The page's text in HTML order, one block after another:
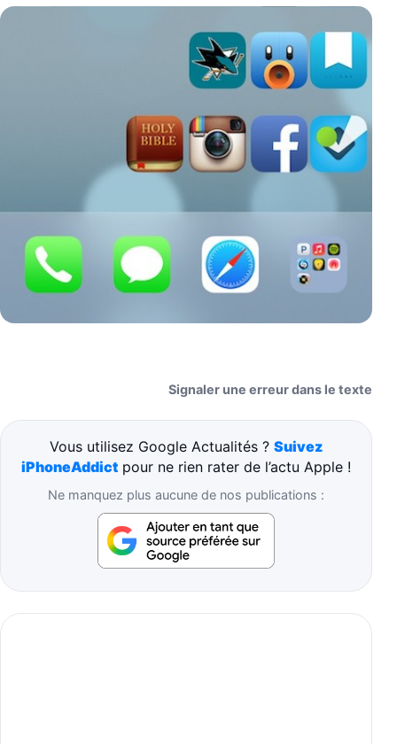
Signaler une erreur dans le texte
Vous utilisez Google Actualités ? Suivez
iPhoneAddict pour ne rien rater de l’actu Apple !
Ne manquez plus aucune de nos publications :